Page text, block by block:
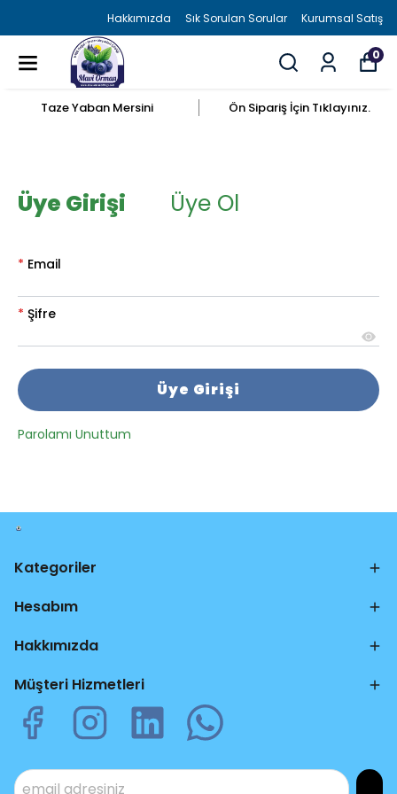
Hakkımızda Sık Sorulan Sorular Kurumsal Satış
0
Taze Yaban Mersini Ön Sipariş İçin Tıklayınız.
Üye Girişi Üye Ol
* Email
* Şifre
Üye Girişi
Parolamı Unuttum
Kategoriler
Hesabım
Hakkımızda
Müşteri Hizmetleri